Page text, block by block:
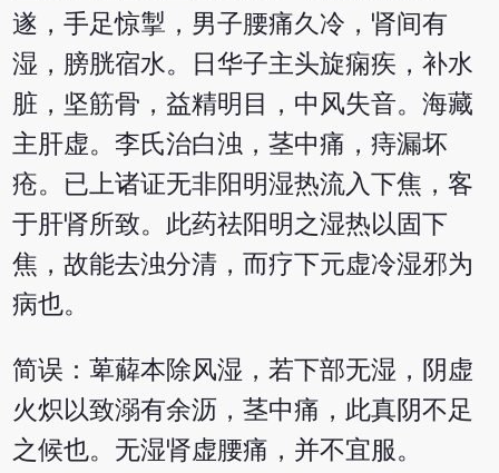
遂，手足惊掣，男子腰痛久冷，肾间有
湿，膀胱宿水。日华子主头旋痫疾，补水
脏，坚筋骨，益精明目，中风失音。海藏
主肝虚。李氏治白浊，茎中痛，痔漏坏
疮。已上诸证无非阳明湿热流入下焦，客
于肝肾所致。此药祛阳明之湿热以固下
焦，故能去浊分清，而疗下元虚冷湿邪为
病也。
简误：萆薢本除风湿，若下部无湿，阴虚
火炽以致溺有余沥，茎中痛，此真阴不足
之候也。无湿肾虚腰痛，并不宜服。